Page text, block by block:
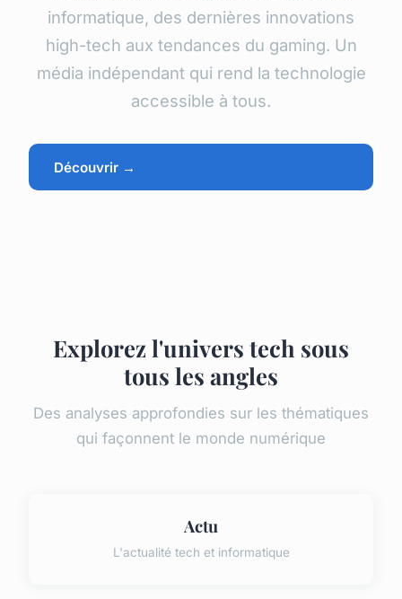
informatique, des dernières innovations
high-tech aux tendances du gaming. Un
média indépendant qui rend la technologie
accessible à tous.
Découvrir →
Explorez l'univers tech sous
tous les angles
Des analyses approfondies sur les thématiques
qui façonnent le monde numérique
Actu
L'actualité tech et informatique